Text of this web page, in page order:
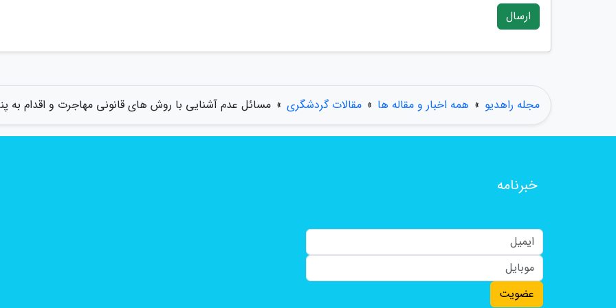
ارسال
مجله راهدیو » همه اخبار و مقاله ها » مقالات گردشگری » مسائل عدم آشنایی با روش های قانونی مهاجرت و اقدام به
خبرنامه
عضویت